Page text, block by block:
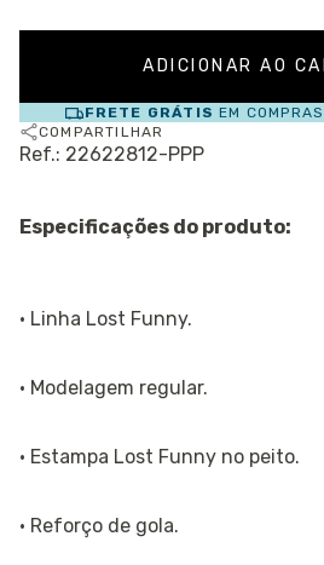
FRETE GRÁTIS EM
COMPARTILHAR
Ref.: 22622812-PPP
Especificações do produto:
· Linha Lost Funny.
· Modelagem regular.
· Estampa Lost Funny no peito.
· Reforço de gola.